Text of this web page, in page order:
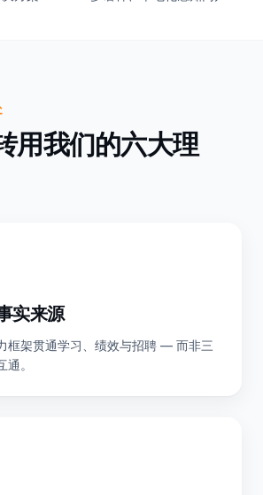
用我们的六大理
实来源
框架贯通学习、绩效与招聘 — 而非三
。